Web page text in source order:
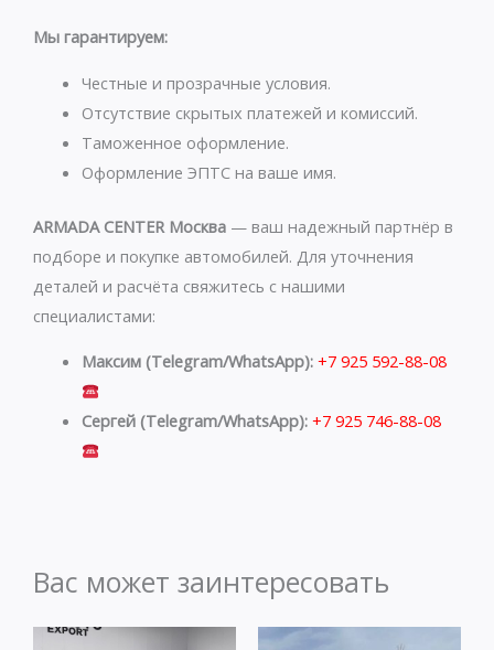
s
p
p
g
a
m
Мы гарантируем:
Честные и прозрачные условия.
Отсутствие скрытых платежей и комиссий.
Таможенное оформление.
Оформление ЭПТС на ваше имя.
ARMADA CENTER Москва — ваш надежный партнёр в
подборе и покупке автомобилей. Для уточнения
деталей и расчёта свяжитесь с нашими
специалистами:
Максим (Telegram/WhatsApp): +7 925 592-88-08
Сергей (Telegram/WhatsApp): +7 925 746-88-08
Вас может заинтересовать